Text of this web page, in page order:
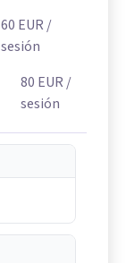
60 EUR /
sesión
80 EUR /
sesión